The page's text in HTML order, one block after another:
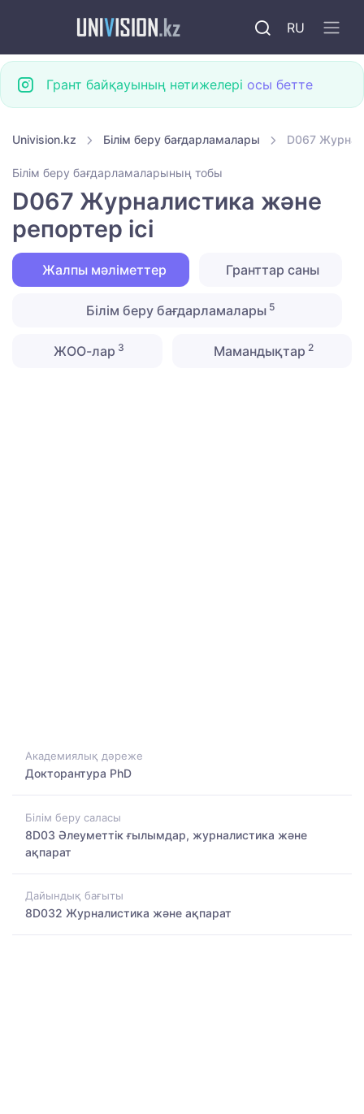
RU
Грант байқауының нәтижелері осы бетте
Univision.kz Білім беру бағдарламалары D067
Білім беру бағдарламаларының тобы
D067 Журналистика және
репортер ісі
Жалпы мәліметтер Гранттар саны
Білім беру бағдарламалары 5
ЖОО-лар 3 Мамандықтар 2
Академиялық дәреже
Докторантура PhD
Білім беру саласы
8D03 Әлеуметтік ғылымдар, журналистика және
ақпарат
Дайындық бағыты
8D032 Журналистика және ақпарат